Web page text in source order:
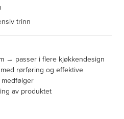
trinn
→ passer i flere kjøkkendesign
rørføring og effektive
av produktet